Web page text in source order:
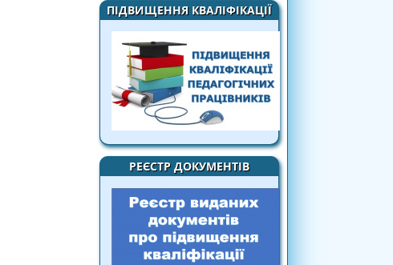
ПІДВИЩЕННЯ КВАЛІФІКАЦІЇ
РЕЄСТР ДОКУМЕНТІВ